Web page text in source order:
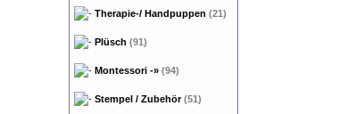
Therapie-/ Handpuppen (21)
Plüsch (91)
Montessori -» (94)
Stempel / Zubehör(51)